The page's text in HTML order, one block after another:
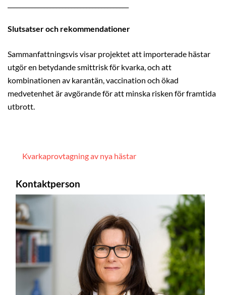
Slutsatser och rekommendationer
Sammanfattningsvis visar projektet att importerade hästar
utgör en betydande smittrisk för kvarka, och att
kombinationen av karantän, vaccination och ökad
medvetenhet är avgörande för att minska risken för framtida
utbrott.
Kvarkaprovtagning av nya hästar
Kontaktperson